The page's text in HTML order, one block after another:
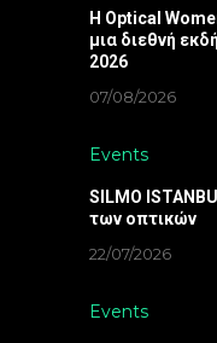
Η Optical
μια διεθνή
2026
07/08/2026
Events
SILMO
των οπτικών
22/07/2026
Events